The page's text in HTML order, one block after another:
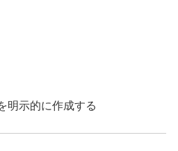
明示的に作成する